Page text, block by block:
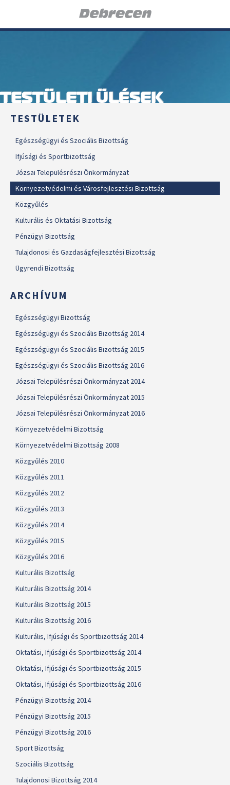
TESTÜLETI ÜLÉSEK
TESTÜLETEK
Egészségügyi és Szociális Bizottság
Ifjúsági és Sportbizottság
Józsai Településrészi Önkormányzat
Környezetvédelmi és Városfejlesztési Bizottság
Közgyűlés
Kulturális és Oktatási Bizottság
Pénzügyi Bizottság
Tulajdonosi és Gazdaságfejlesztési Bizottság
Ügyrendi Bizottság
ARCHÍVUM
Egészségügyi Bizottság
Egészségügyi és Szociális Bizottság 2014
Egészségügyi és Szociális Bizottság 2015
Egészségügyi és Szociális Bizottság 2016
Józsai Településrészi Önkormányzat 2014
Józsai Településrészi Önkormányzat 2015
Józsai Településrészi Önkormányzat 2016
Környezetvédelmi Bizottság
Környezetvédelmi Bizottság 2008
Közgyűlés 2010
Közgyűlés 2011
Közgyűlés 2012
Közgyűlés 2013
Közgyűlés 2014
Közgyűlés 2015
Közgyűlés 2016
Kulturális Bizottság
Kulturális Bizottság 2014
Kulturális Bizottság 2015
Kulturális Bizottság 2016
Kulturális, Ifjúsági és Sportbizottság 2014
Oktatási, Ifjúsági és Sportbizottság 2014
Oktatási, Ifjúsági és Sportbizottság 2015
Oktatási, Ifjúsági és Sportbizottság 2016
Pénzügyi Bizottság 2014
Pénzügyi Bizottság 2015
Pénzügyi Bizottság 2016
Sport Bizottság
Szociális Bizottság
Tulajdonosi Bizottság 2014